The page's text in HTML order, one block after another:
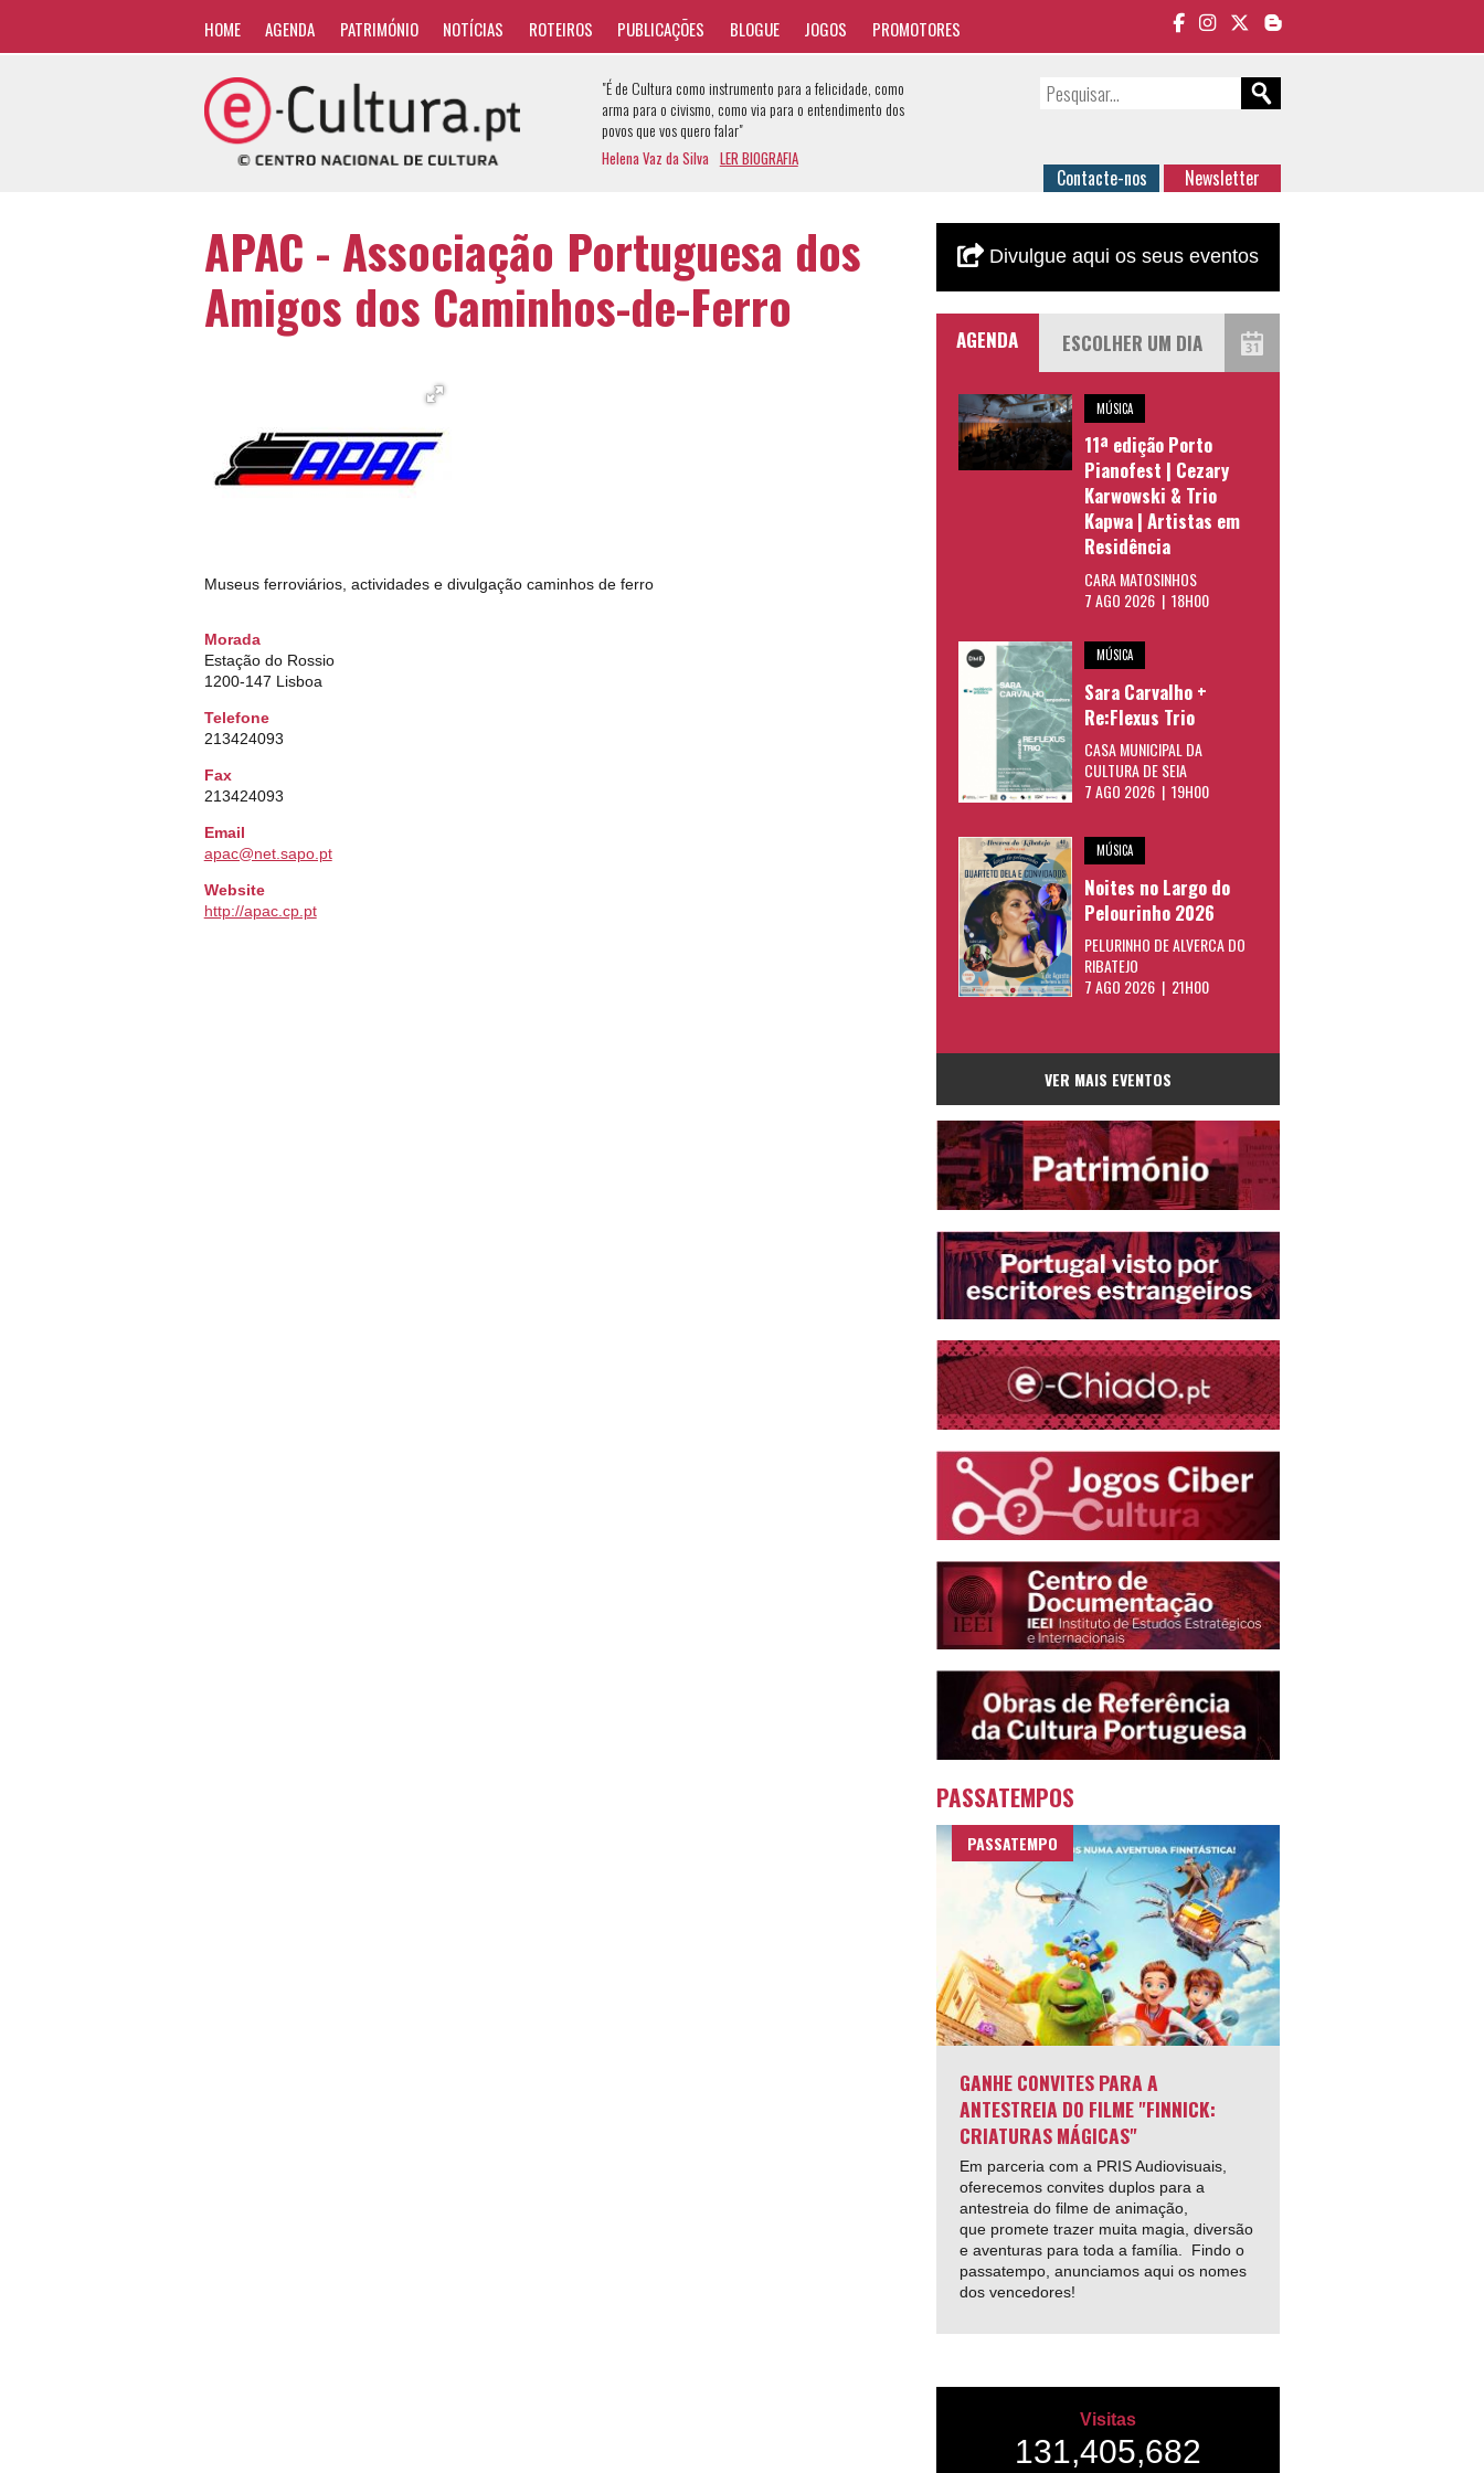
HOME AGENDA PATRIMÓNIO NOTÍCIAS ROTEIROS PUBLICAÇÕES BLOGUE JOGOS PROMOTORES
"É de Cultura como instrumento para a felicidade, como
arma para o civismo, como via para o entendimento dos
povos que vos quero falar"
Helena Vaz da Silva LER BIOGRAFIA
Contacte-nos Newsletter
APAC - Associação Portuguesa dos
Amigos dos Caminhos-de-Ferro
Museus ferroviários, actividades e divulgação caminhos de ferro
Morada
Estação do Rossio
1200-147 Lisboa
Telefone
213424093
Fax
213424093
Email
apac@net.sapo.pt
Website
http://apac.cp.pt
Divulgue aqui os seus eventos
AGENDA
MÚSICA
11ª edição Porto
Pianofest | Cezary
Karwowski & Trio
Kapwa | Artistas em
Residência
CARA MATOSINHOS
7 AGO 2026 | 18H00
MÚSICA
Sara Carvalho +
Re:Flexus Trio
CASA MUNICIPAL DA
CULTURA DE SEIA
7 AGO 2026 | 19H00
MÚSICA
Noites no Largo do
Pelourinho 2026
PELURINHO DE ALVERCA DO
RIBATEJO
7 AGO 2026 | 21H00
VER MAIS EVENTOS
PASSATEMPOS
PASSATEMPO
GANHE CONVITES PARA A
ANTESTREIA DO FILME "FINNICK:
CRIATURAS MÁGICAS"
Em parceria com a PRIS Audiovisuais,
oferecemos convites duplos para a
antestreia do filme de animação,
que promete trazer muita magia, diversão
e aventuras para toda a família. Findo o
passatempo, anunciamos aqui os nomes
dos vencedores!
Visitas
131,405,682